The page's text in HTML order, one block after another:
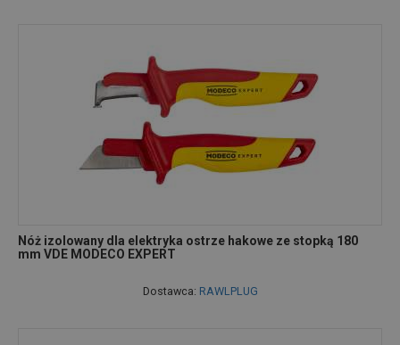
Nóż izolowany dla elektryka ostrze hakowe ze stopką 180
mm VDE MODECO EXPERT
Dostawca: RAWLPLUG